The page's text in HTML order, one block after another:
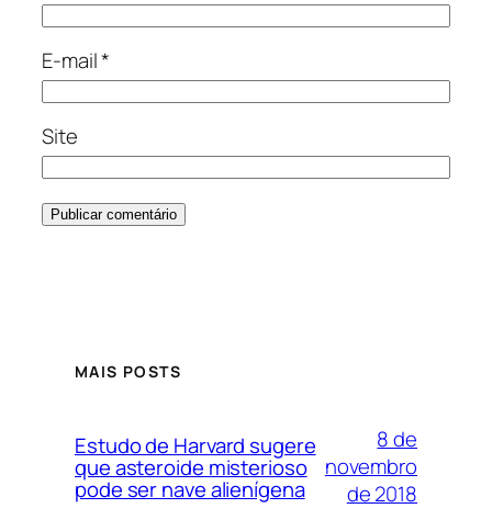
E-mail*
Site
MAIS POSTS
Estudo de Harvard sugere
que asteroide misterioso
pode ser nave alienígena
8 de
novembro
de 2018